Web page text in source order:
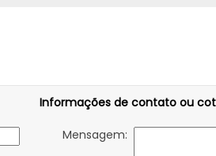
Informações de contato ou
Mensagem: